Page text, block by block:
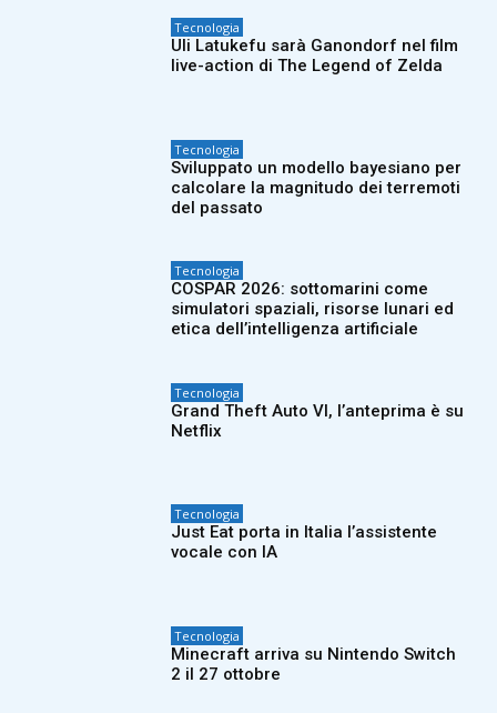
Tecnologia
Uli Latukefu sarà Ganondorf nel film
live-action di The Legend of Zelda
Tecnologia
Sviluppato un modello bayesiano per
calcolare la magnitudo dei terremoti
del passato
Tecnologia
COSPAR 2026: sottomarini come
simulatori spaziali, risorse lunari ed
etica dell’intelligenza artificiale
Tecnologia
Grand Theft Auto VI, l’anteprima è su
Netflix
Tecnologia
Just Eat porta in Italia l’assistente
vocale con IA
Tecnologia
Minecraft arriva su Nintendo Switch
2 il 27 ottobre